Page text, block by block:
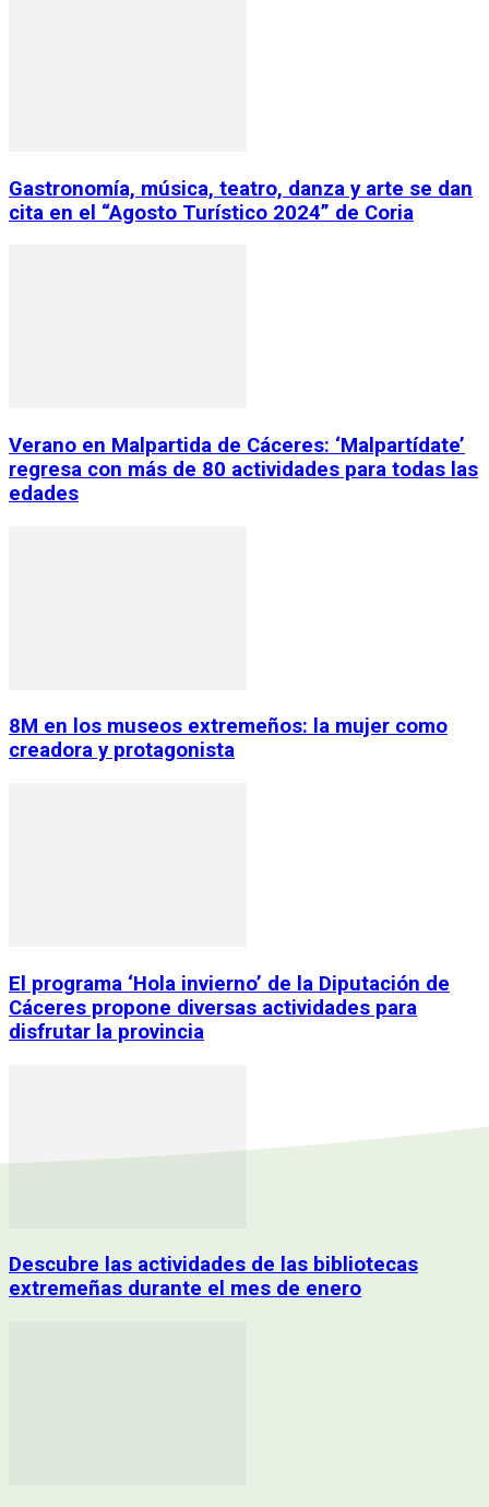
Gastronomía, música, teatro, danza y arte se dan
cita en el “Agosto Turístico 2024” de Coria
Verano en Malpartida de Cáceres: ‘Malpartídate’
regresa con más de 80 actividades para todas las
edades
8M en los museos extremeños: la mujer como
creadora y protagonista
El programa ‘Hola invierno’ de la Diputación de
Cáceres propone diversas actividades para
disfrutar la provincia
Descubre las actividades de las bibliotecas
extremeñas durante el mes de enero